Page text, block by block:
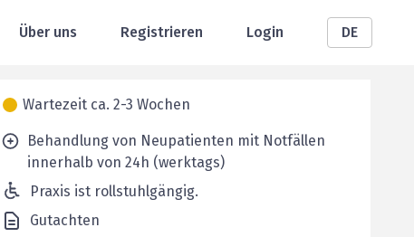
Über uns Registrieren Login DE
Wartezeit ca. 2-3 Wochen
Behandlung von Neupatienten mit Notfällen
innerhalb von 24h (werktags)
Praxis ist rollstuhlgängig.
Gutachten